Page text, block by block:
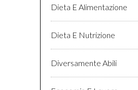
Dieta E Alimentazione
Dieta E Nutrizione
Diversamente Abili